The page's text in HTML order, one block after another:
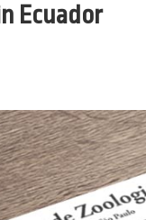
Ecuador